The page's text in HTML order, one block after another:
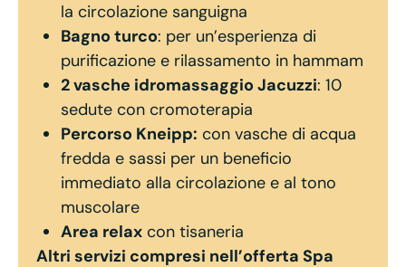
la circolazione sanguigna
Bagno turco: per un’esperienza di
purificazione e rilassamento in hammam
2 vasche idromassaggio Jacuzzi: 10
sedute con cromoterapia
Percorso Kneipp: con vasche di acqua
fredda e sassi per un beneficio
immediato alla circolazione e al tono
muscolare
Area relax con tisaneria
Altri servizi compresi nell’offerta Spa